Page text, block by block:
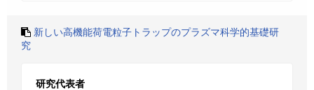
新しい高機能荷電粒子トラップのプラズマ科学的基礎研
究
研究代表者